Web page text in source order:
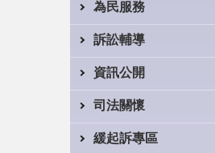
為民服務
訴訟輔導
資訊公開
司法關懷
緩起訴專區